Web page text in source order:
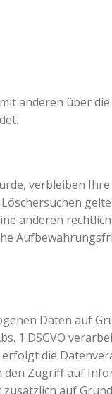
anderen über
verbleiben
anderen
Daten auf
1 DSGVO
die
den Zugriff auf
auf